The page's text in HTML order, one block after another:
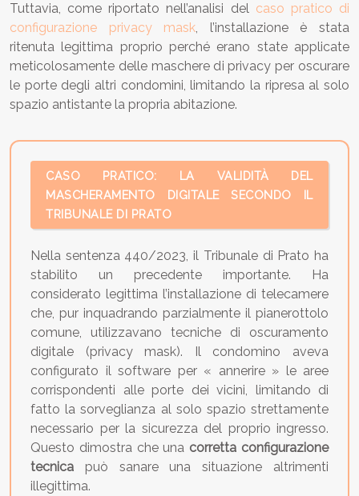
Tuttavia, come riportato nell’analisi del caso pratico di
configurazione privacy mask, l’installazione è stata
ritenuta legittima proprio perché erano state applicate
meticolosamente delle maschere di privacy per oscurare
le porte degli altri condomini, limitando la ripresa al solo
spazio antistante la propria abitazione.
CASO PRATICO: LA VALIDITÀ DEL
MASCHERAMENTO DIGITALE SECONDO IL
TRIBUNALE DI PRATO
Nella sentenza 440/2023, il Tribunale di Prato ha
stabilito un precedente importante. Ha
considerato legittima l’installazione di telecamere
che, pur inquadrando parzialmente il pianerottolo
comune, utilizzavano tecniche di oscuramento
digitale (privacy mask). Il condomino aveva
configurato il software per « annerire » le aree
corrispondenti alle porte dei vicini, limitando di
fatto la sorveglianza al solo spazio strettamente
necessario per la sicurezza del proprio ingresso.
Questo dimostra che una corretta configurazione
tecnica può sanare una situazione altrimenti
illegittima.